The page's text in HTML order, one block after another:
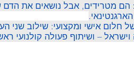
הם מטרידים, אבל נושאים את הדם
אישי ומקצועי: שילוב שני
– ושיתוף פעולה קולנועי